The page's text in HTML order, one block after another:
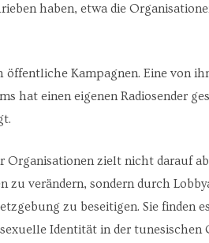
haben, etwa die
Kampagnen. Eine von
hat einen eigenen Radiosender
Organisationen zielt nicht darauf
zu verändern, sondern durch
zu beseitigen. Sie finden
Identität in der tunesischen